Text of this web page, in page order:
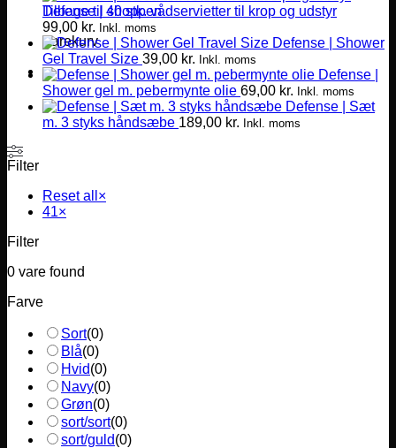
Tilbage til shoppen
Varekurv
Defense | 40 stk. vådservietter til krop og udstyr
99,00 kr. Inkl. moms
Defense | Shower
Gel Travel Size 39,00 kr. Inkl. moms
Defense |
Shower gel m. pebermynte olie 69,00 kr. Inkl. moms
Defense | Sæt
m. 3 styks håndsæbe 189,00 kr. Inkl. moms
Filter
Reset all ×
41×
Filter
0 vare found
Farve
Sort(0)
Blå(0)
Hvid(0)
Navy(0)
Grøn(0)
sort/sort(0)
sort/guld(0)